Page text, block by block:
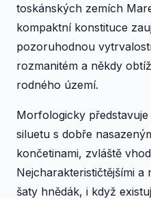
toskánských zemích
kompaktní konstituce
pozoruhodnou
rozmanitém a někdy
rodného území.
Morfologicky
siluetu s dobře
končetinami, zvláště
Nejcharakterističtějšími a
šaty hnědák, i když